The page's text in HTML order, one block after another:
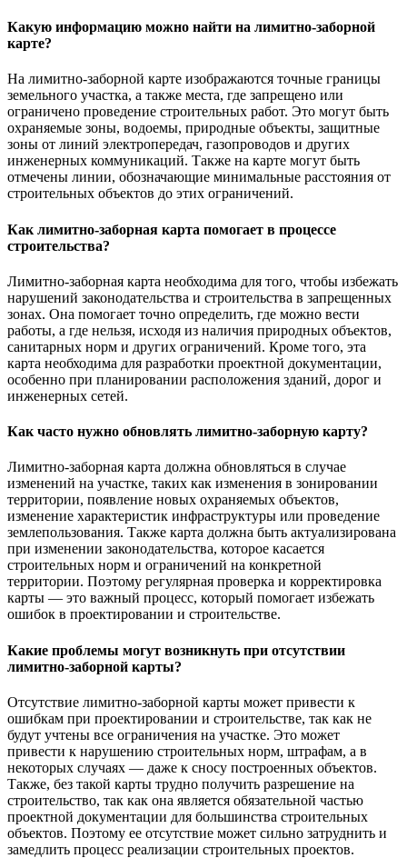
Какую информацию можно найти на лимитно-заборной
карте?
На лимитно-заборной карте изображаются точные границы
земельного участка, а также места, где запрещено или
ограничено проведение строительных работ. Это могут быть
охраняемые зоны, водоемы, природные объекты, защитные
зоны от линий электропередач, газопроводов и других
инженерных коммуникаций. Также на карте могут быть
отмечены линии, обозначающие минимальные расстояния от
строительных объектов до этих ограничений.
Как лимитно-заборная карта помогает в процессе
строительства?
Лимитно-заборная карта необходима для того, чтобы избежать
нарушений законодательства и строительства в запрещенных
зонах. Она помогает точно определить, где можно вести
работы, а где нельзя, исходя из наличия природных объектов,
санитарных норм и других ограничений. Кроме того, эта
карта необходима для разработки проектной документации,
особенно при планировании расположения зданий, дорог и
инженерных сетей.
Как часто нужно обновлять лимитно-заборную карту?
Лимитно-заборная карта должна обновляться в случае
изменений на участке, таких как изменения в зонировании
территории, появление новых охраняемых объектов,
изменение характеристик инфраструктуры или проведение
землепользования. Также карта должна быть актуализирована
при изменении законодательства, которое касается
строительных норм и ограничений на конкретной
территории. Поэтому регулярная проверка и корректировка
карты — это важный процесс, который помогает избежать
ошибок в проектировании и строительстве.
Какие проблемы могут возникнуть при отсутствии
лимитно-заборной карты?
Отсутствие лимитно-заборной карты может привести к
ошибкам при проектировании и строительстве, так как не
будут учтены все ограничения на участке. Это может
привести к нарушению строительных норм, штрафам, а в
некоторых случаях — даже к сносу построенных объектов.
Также, без такой карты трудно получить разрешение на
строительство, так как она является обязательной частью
проектной документации для большинства строительных
объектов. Поэтому ее отсутствие может сильно затруднить и
замедлить процесс реализации строительных проектов.